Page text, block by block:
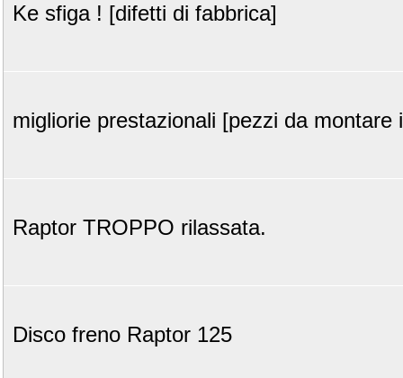
Ke sfiga ! [difetti di fabbrica]
migliorie prestazionali [pezzi da montare
Raptor TROPPO rilassata.
Disco freno Raptor 125